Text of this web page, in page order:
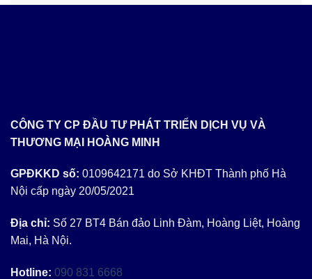
CÔNG TY CP ĐẦU TƯ PHÁT TRIỂN DỊCH VỤ VÀ
THƯƠNG MẠI HOÀNG MINH
GPĐKKD số: 0109642171 do Sở KHĐT Thành phố Hà
Nội cấp ngày 20/05/2021
Địa chỉ: Số 27 BT4 Bán đảo Linh Đàm, Hoàng Liệt, Hoàng
Mai, Hà Nội.
Hotline: 090 831 6668